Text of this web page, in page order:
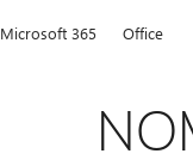
Microsoft 365 Office